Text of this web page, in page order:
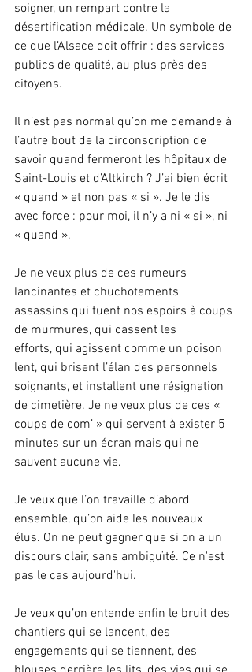
soigner, un rempart contre la
désertification médicale. Un symbole de
ce que l’Alsace doit offrir : des services
publics de qualité, au plus près des
citoyens.
Il n’est pas normal qu’on me demande à
l’autre bout de la circonscription de
savoir quand fermeront les hôpitaux de
Saint-Louis et d’Altkirch ? J’ai bien écrit
« quand » et non pas « si ». Je le dis
avec force : pour moi, il n’y a ni « si », ni
« quand ».
Je ne veux plus de ces rumeurs
lancinantes et chuchotements
assassins qui tuent nos espoirs à coups
de murmures, qui cassent les
efforts, qui agissent comme un poison
lent, qui brisent l’élan des personnels
soignants, et installent une résignation
de cimetière. Je ne veux plus de ces «
coups de com’ » qui servent à exister 5
minutes sur un écran mais qui ne
sauvent aucune vie.
Je veux que l’on travaille d’abord
ensemble, qu’on aide les nouveaux
élus. On ne peut gagner que si on a un
discours clair, sans ambiguïté. Ce n'est
pas le cas aujourd'hui.
Je veux qu’on entende enfin le bruit des
chantiers qui se lancent, des
engagements qui se tiennent, des